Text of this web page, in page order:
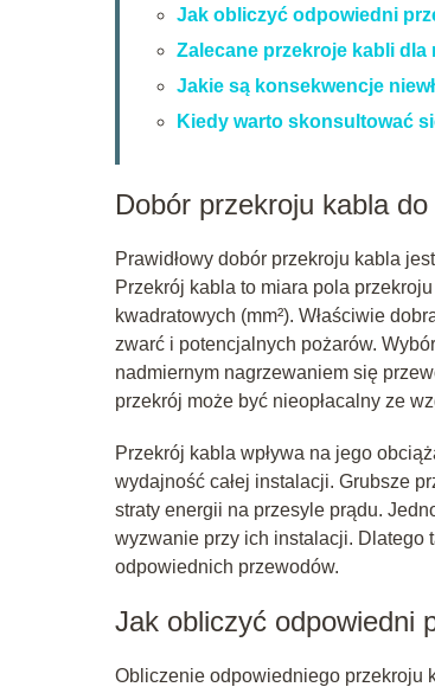
Jak obliczyć odpowiedni
Zalecane przekroje kabli dla
Jakie są konsekwencje
Kiedy warto skonsultować
Dobór przekroju kabla
Prawidłowy dobór przekroju kabla
Przekrój kabla to miara pola
kwadratowych (mm²). Właściwie
zwarć i potencjalnych pożarów.
nadmiernym nagrzewaniem się
przekrój może być nieopłacalny ze
Przekrój kabla wpływa na jego
wydajność całej instalacji. Grubsze
straty energii na przesyle prądu.
wyzwanie przy ich instalacji. Dlatego
odpowiednich przewodów.
Jak obliczyć odpowiedni
Obliczenie odpowiedniego przekroju